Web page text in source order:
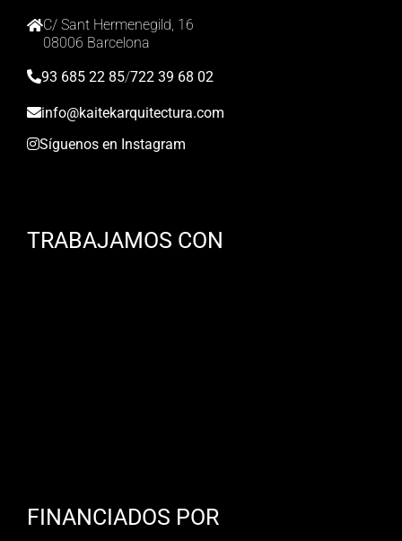
C/ Sant Hermenegild, 16
08006 Barcelona
93 685 22 85/722 39 68 02
info@kaitekarquitectura.com
Síguenos en Instagram
TRABAJAMOS CON
FINANCIADOS POR